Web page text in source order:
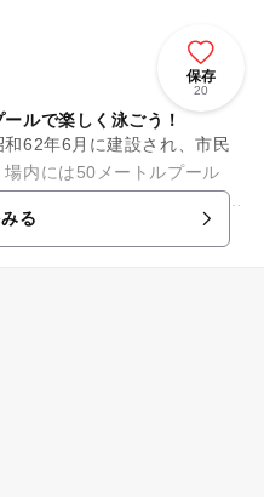
保存
20
ルで楽しく泳ごう！
和62年6月に建設され、市民
内には50メートルプール
用は水深0.3メートルから0.
る